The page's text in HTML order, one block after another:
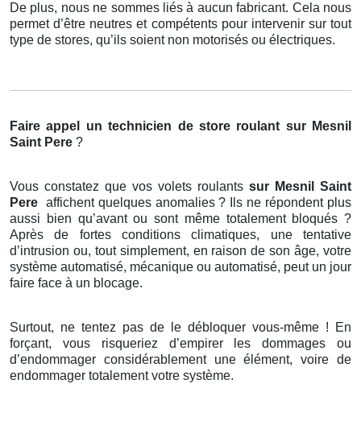
De plus, nous ne sommes liés à aucun fabricant. Cela nous
permet d’être neutres et compétents pour intervenir sur tout
type de stores, qu’ils soient non motorisés ou électriques.
Faire appel un technicien de store roulant sur Mesnil
Saint Pere ?
Vous constatez que vos volets roulants sur Mesnil Saint
Pere affichent quelques anomalies ? Ils ne répondent plus
aussi bien qu’avant ou sont même totalement bloqués ?
Après de fortes conditions climatiques, une tentative
d’intrusion ou, tout simplement, en raison de son âge, votre
système automatisé, mécanique ou automatisé, peut un jour
faire face à un blocage.
Surtout, ne tentez pas de le débloquer vous-même ! En
forçant, vous risqueriez d’empirer les dommages ou
d’endommager considérablement une élément, voire de
endommager totalement votre système.